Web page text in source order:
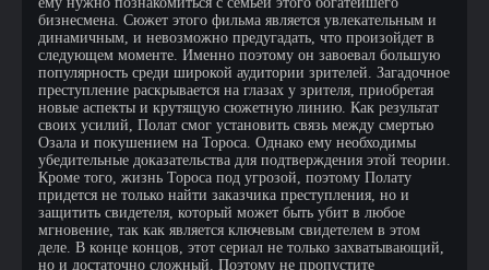
бизнесмена. Сюжет этого фильма является увлекательным и
динамичным, и невозможно предугадать, что произойдет в
следующем моменте. Именно поэтому он завоевал большую
популярность среди широкой аудитории зрителей. Загадочное
преступление раскрывается на глазах у зрителя, приобретая
новые аспекты и крутящую сюжетную линию. Как результат
своих усилий, Полат смог установить связь между смертью
Озала и покушением на Тороса. Однако ему необходимы
убедительные доказательства для подтверждения этой теории.
Кроме того, жизнь Тороса под угрозой, поэтому Полату
придется не только найти заказчика преступления, но и
защитить свидетеля, который может быть убит в любое
мгновение, так как является ключевым свидетелем в этом
деле. В конце концов, этот сериал не только захватывающий,
но и достаточно сложный. Поэтому не пропустите